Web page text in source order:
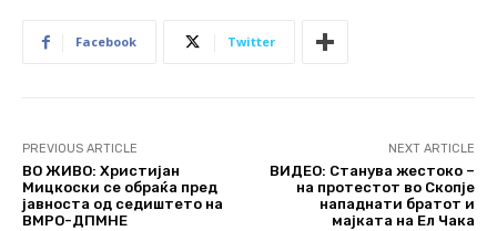
Facebook Twitter
PREVIOUS ARTICLE
ВО ЖИВО: Христијан
Мицкоски се обраќа пред
јавноста од седиштето на
ВМРО-ДПМНЕ
NEXT ARTICLE
ВИДЕО: Станува жестоко –
на протестот во Скопје
нападнати братот и
мајката на Ел Чака